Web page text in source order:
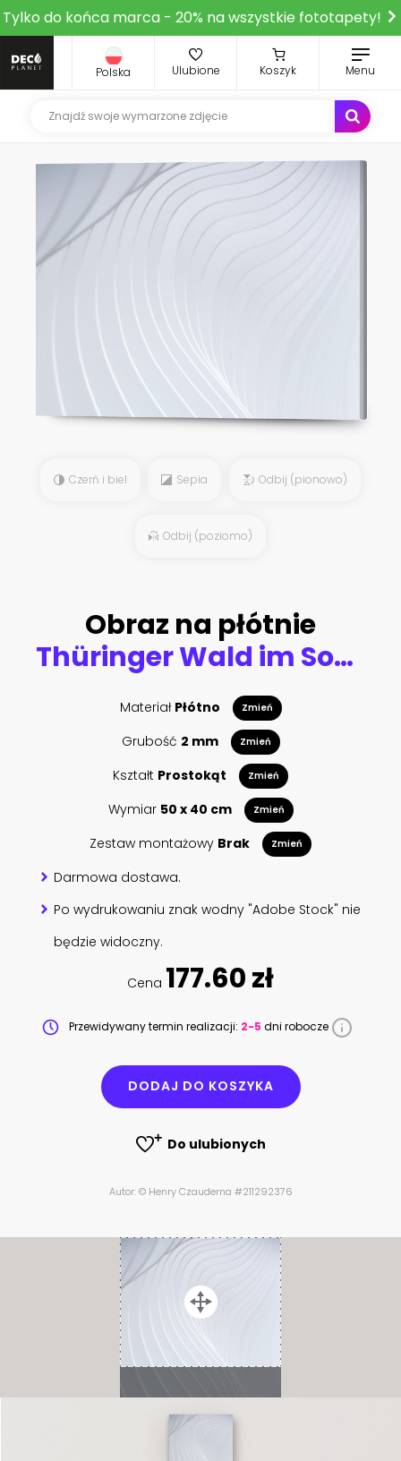
Tylko do końca marca - 20% na wszystkie fototapety!
Polska Ulubione Koszyk Menu
Czerń i biel Sepia Odbij (pionowo)
Odbij (poziomo)
Obraz na płótnie
Thüringer Wald im Sommer mit Bergwiese
Materiał Płótno Zmień
Grubość 2 mm Zmień
Kształt Prostokąt Zmień
Wymiar 50 x 40 cm Zmień
Zestaw montażowy Brak Zmień
Darmowa dostawa.
Po wydrukowaniu znak wodny "Adobe Stock" nie
będzie widoczny.
Cena 177.60 zł
Przewidywany termin realizacji: 2-5 dni robocze
DODAJ DO KOSZYKA
Do ulubionych
Autor: © Henry Czauderna #211292376